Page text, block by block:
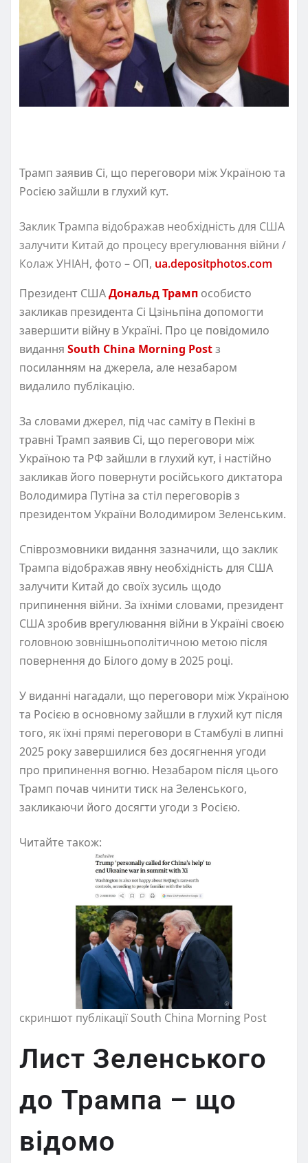
Трамп заявив Сі, що переговори між Україною та
Росією зайшли в глухий кут.
Заклик Трампа відображав необхідність для США
залучити Китай до процесу врегулювання війни /
Колаж УНІАН, фото – ОП, ua.depositphotos.com
Президент СШАДональд Трамп особисто
закликав президента Сі Цзіньпіна допомогти
завершити війну в Україні. Про це повідомило
видання South China Morning Postз
посиланням на джерела, але незабаром
видалило публікацію.
За словами джерел, під час саміту в Пекіні в
травні Трамп заявив Сі, що переговори між
Україною та РФ зайшли в глухий кут, і настійно
закликав його повернути російського диктатора
Володимира Путіна за стіл переговорів з
президентом України Володимиром Зеленським.
Співрозмовники видання зазначили, що заклик
Трампа відображав явну необхідність для США
залучити Китай до своїх зусиль щодо
припинення війни. За їхніми словами, президент
США зробив врегулювання війни в Україні своєю
головною зовнішньополітичною метою після
повернення до Білого дому в 2025 році.
У виданні нагадали, що переговори між Україною
та Росією в основному зайшли в глухий кут після
того, як їхні прямі переговори в Стамбулі в липні
2025 року завершилися без досягнення угоди
про припинення вогню. Незабаром після цього
Трамп почав чинити тиск на Зеленського,
закликаючи його досягти угоди з Росією.
Читайте також:
скриншот публікації South China Morning Post
Лист Зеленського
до Трампа – що
відомо